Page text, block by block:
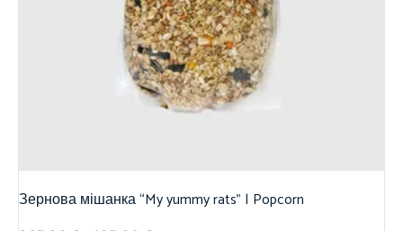
Зернова мішанка “My yummy rats” | Popcorn